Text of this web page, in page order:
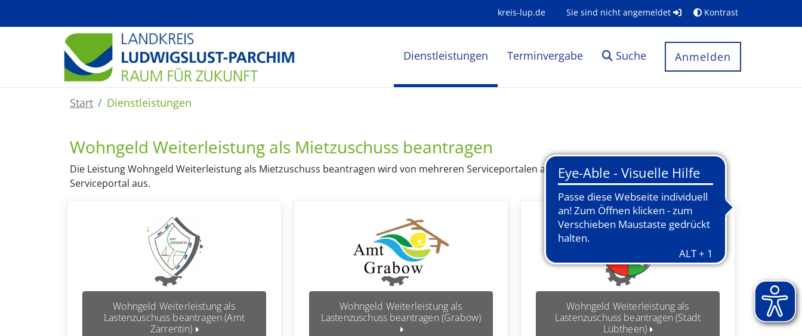
kreis-lup.de Sie sind nicht angemeldet Kontrast
Dienstleistungen Terminvergabe Suche Anmelden
Start Dienstleistungen
Wohngeld Weiterleistung als Mietzuschuss beantragen
Die Leistung Wohngeld Weiterleistung als Mietzuschuss beantragen wird von mehreren Serviceportalen angeboten. Bitte wählen Sie Ihr
Serviceportal aus.
Wohngeld Weiterleistung als
Lastenzuschuss beantragen (Amt
Zarrentin)
Wohngeld Weiterleistung als
Lastenzuschuss beantragen (Grabow)
Wohngeld Weiterleistung als
Lastenzuschuss beantragen (Stadt
Lübtheen)